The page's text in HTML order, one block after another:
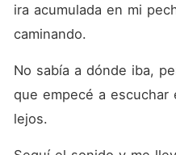
ira acumulada en mi
caminando.
No sabía a dónde iba,
que empecé a escuchar
lejos.